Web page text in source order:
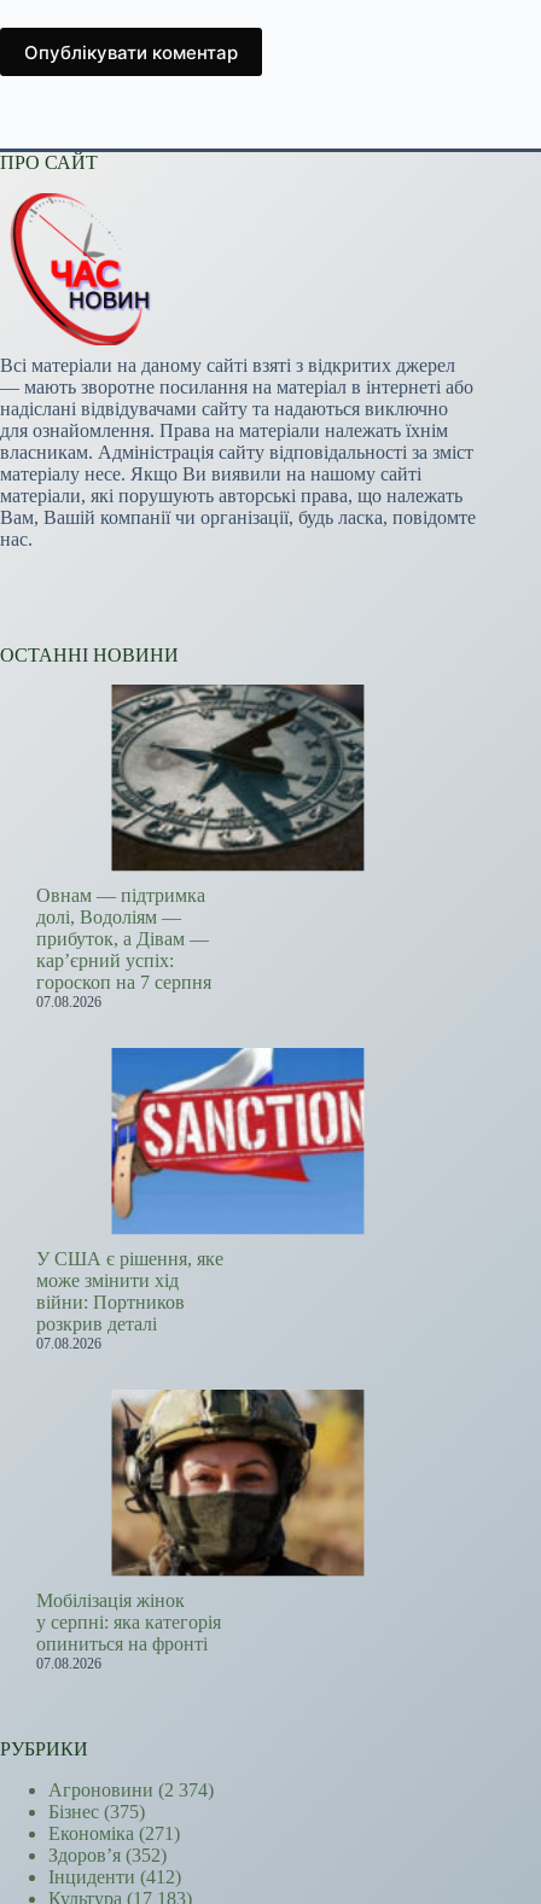
Опублікувати коментар
ПРО САЙТ
Всі матеріали на даному сайті взяті з відкритих джерел
— мають зворотне посилання на матеріал в інтернеті або
надіслані відвідувачами сайту та надаються виключно
для ознайомлення. Права на матеріали належать їхнім
власникам. Адміністрація сайту відповідальності за зміст
матеріалу несе. Якщо Ви виявили на нашому сайті
матеріали, які порушують авторські права, що належать
Вам, Вашій компанії чи організації, будь ласка, повідомте
нас.
ОСТАННІ НОВИНИ
Овнам — підтримка
долі, Водоліям —
прибуток, а Дівам —
кар’єрний успіх:
гороскоп на 7 серпня
07.08.2026
У США є рішення, яке
може змінити хід
війни: Портников
розкрив деталі
07.08.2026
Мобілізація жінок
у серпні: яка категорія
опиниться на фронті
07.08.2026
РУБРИКИ
Агроновини (2 374)
Бізнес (375)
Економіка (271)
Здоров’я (352)
Інциденти (412)
Культура (17 183)